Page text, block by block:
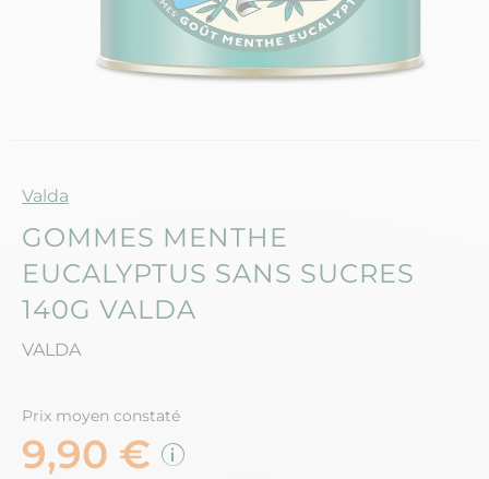
Marque
Valda
GOMMES MENTHE
EUCALYPTUS SANS SUCRES
140G VALDA
VALDA
Prix moyen constaté
9,90 €